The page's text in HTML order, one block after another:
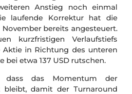
Anstieg noch einmal
laufende Korrektur hat die
bereits angesteuert.
kurzfristigen Verlaufstiefs
in Richtung des unteren
bei etwa 137 USD rutschen.
dass das Momentum der
bleibt, damit der Turnaround